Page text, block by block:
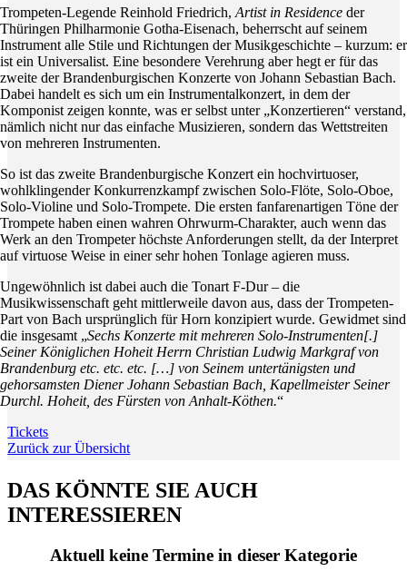
Trompeten-Legende Reinhold Friedrich, Artist in Residenceder
Thüringen Philharmonie Gotha-Eisenach, beherrscht auf seinem
Instrument alle Stile und Richtungen der Musikgeschichte – kurzum: er
ist ein Universalist. Eine besondere Verehrung aber hegt er für das
zweite der Brandenburgischen Konzerte von Johann Sebastian Bach.
Dabei handelt es sich um ein Instrumentalkonzert, in dem der
Komponist zeigen konnte, was er selbst unter „Konzertieren“ verstand,
nämlich nicht nur das einfache Musizieren, sondern das Wettstreiten
von mehreren Instrumenten.
So ist das zweite Brandenburgische Konzert ein hochvirtuoser,
wohlklingender Konkurrenzkampf zwischen Solo-Flöte, Solo-Oboe,
Solo-Violine und Solo-Trompete. Die ersten fanfarenartigen Töne der
Trompete haben einen wahren Ohrwurm-Charakter, auch wenn das
Werk an den Trompeter höchste Anforderungen stellt, da der Interpret
auf virtuose Weise in einer sehr hohen Tonlage agieren muss.
Ungewöhnlich ist dabei auch die Tonart F-Dur – die
Musikwissenschaft geht mittlerweile davon aus, dass der Trompeten-
Part von Bach ursprünglich für Horn konzipiert wurde. Gewidmet sind
die insgesamt „Sechs Konzerte mit mehreren Solo-Instrumenten[.]
Seiner Königlichen Hoheit Herrn Christian Ludwig Markgraf von
Brandenburg etc. etc. etc. […] von Seinem untertänigsten und
gehorsamsten Diener Johann Sebastian Bach, Kapellmeister Seiner
Durchl. Hoheit, des Fürsten von Anhalt-Köthen.“
Tickets
Zurück zur Übersicht
DAS KÖNNTE SIE AUCH
INTERESSIEREN
Aktuell keine Termine in dieser Kategorie